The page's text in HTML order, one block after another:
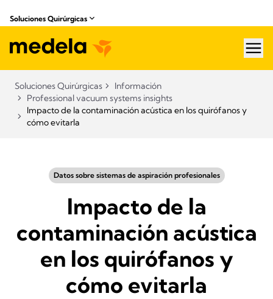
Soluciones Quirúrgicas
Soluciones Quirúrgicas
Información
Professional vacuum systems insights
Impacto de la contaminación acústica en los quirófanos y
cómo evitarla
Datos sobre sistemas de aspiración profesionales
Impacto de la
contaminación acústica
en los quirófanos y
cómo evitarla